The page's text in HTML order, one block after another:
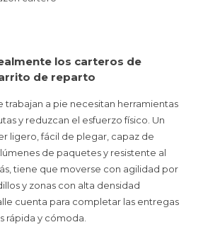
los carteros de
de reparto
trabajan a pie necesitan herramientas
y reduzcan el esfuerzo físico. Un
ligero, fácil de plegar, capaz de
de paquetes y resistente al
tiene que moverse con agilidad por
y zonas con alta densidad
cuenta para completar las entregas
rápida y cómoda.